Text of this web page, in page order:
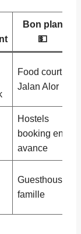
Bon plan
💵
Food court
Jalan Alor
Hostels
booking en
avance
Guesthouse
famille